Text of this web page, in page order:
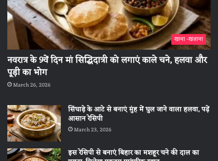
खाना -खजाना
नवरात्र के 9वें दिन मां सिद्धिदात्री को लगाएं काले चने, हलवा और
पूड़ी का भोग
March 26, 2026
सिंघाड़े के आटे से बनाएं मुंह में घुल जाने वाला हलवा, पढ़ें
आसान रेसिपी
March 23, 2026
इस रेसिपी से बनाएं बिहार का मशहूर चने की दाल का